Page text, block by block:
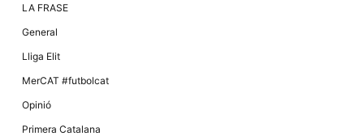
LA FRASE
General
Lliga Elit
MerCAT #futbolcat
Opinió
Primera Catalana